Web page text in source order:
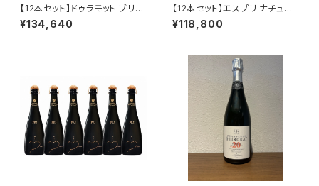
【12本セット】ドゥラモット ブリュ
ット ブラン ド ブラン NV 750ml
シャンパーニュ フランス シャル
¥134,640
【12本セット】エスプリ ナチュー
ル G NV 750ml アンリ ジロー
シャンパーニュ フランス 正規品
¥118,800